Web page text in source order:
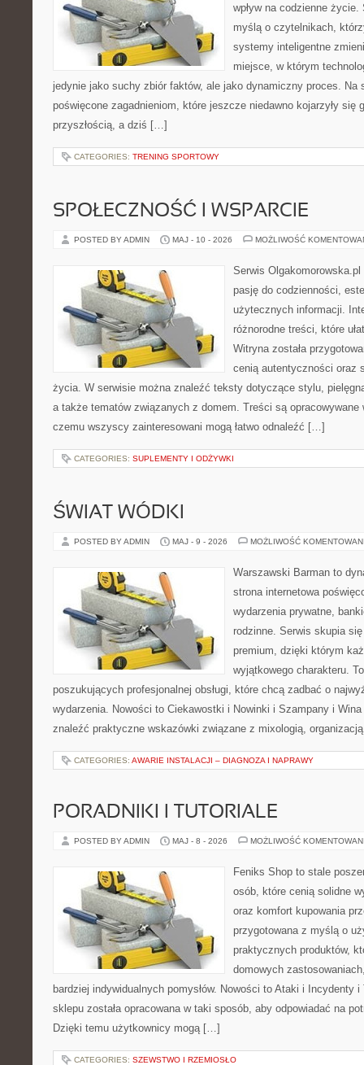
wpływ na codzienne
myślą o czytelnikach,
systemy inteligentne
miejsce, w którym
jedynie jako suchy zbiór faktów, ale jako dynamiczny proces.
poświęcone zagadnieniom, które jeszcze niedawno kojarzyły się
przyszłością, a dziś […]
CATEGORIES: TRENING SPORTOWY
SPOŁECZNOŚĆ I WSPARCIE
POSTED BY ADMIN MAJ - 10 - 2026 MOŻLIWOŚĆ
Serwis
pasję do codzienności,
użytecznych informacji.
różnorodne treści, które
Witryna została
cenią autentyczności oraz
życia. W serwisie można znaleźć teksty dotyczące stylu,
a także tematów związanych z domem. Treści są
czemu wszyscy zainteresowani mogą łatwo odnaleźć […]
CATEGORIES: SUPLEMENTY I ODŻYWKI
ŚWIAT WÓDKI
POSTED BY ADMIN MAJ - 9 - 2026 MOŻLIWOŚĆ
Warszawski Barman to
strona internetowa
wydarzenia prywatne,
rodzinne. Serwis skupia
premium, dzięki którym
wyjątkowego charakteru.
poszukujących profesjonalnej obsługi, które chcą zadbać o
wydarzenia. Nowości to Ciekawostki i Nowinki i Szampany i
znaleźć praktyczne wskazówki związane z mixologią,
CATEGORIES: AWARIE INSTALACJI – DIAGNOZA I NAPRAWY
PORADNIKI I TUTORIALE
POSTED BY ADMIN MAJ - 8 - 2026 MOŻLIWOŚĆ
Feniks Shop to stale
osób, które cenią solidne
oraz komfort kupowania
przygotowana z myślą o
praktycznych produktów,
domowych
bardziej indywidualnych pomysłów. Nowości to Ataki i Incydenty
sklepu została opracowana w taki sposób, aby odpowiadać na
Dzięki temu użytkownicy mogą […]
CATEGORIES: SZEWSTWO I RZEMIOSŁO